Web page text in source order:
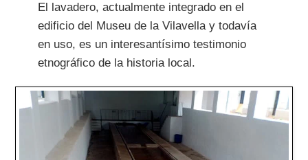
El lavadero, actualmente integrado en el
edificio del Museu de la Vilavella y todavía
en uso, es un interesantísimo testimonio
etnográfico de la historia local.